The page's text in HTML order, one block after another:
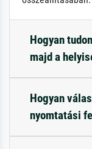
Hogyan
majd a
Hogyan
nyomtatási